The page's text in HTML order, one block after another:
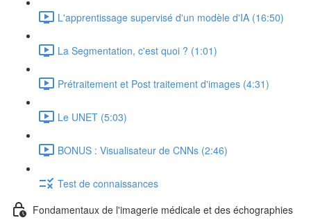
L'apprentissage supervisé d'un modèle d'IA (16:50)
La Segmentation, c'est quoi ? (1:01)
Prétraitement et Post traitement d'images (4:31)
Le UNET (5:03)
BONUS : Visualisateur de CNNs (2:46)
Test de connaissances
Fondamentaux de l'imagerie médicale et des échographies